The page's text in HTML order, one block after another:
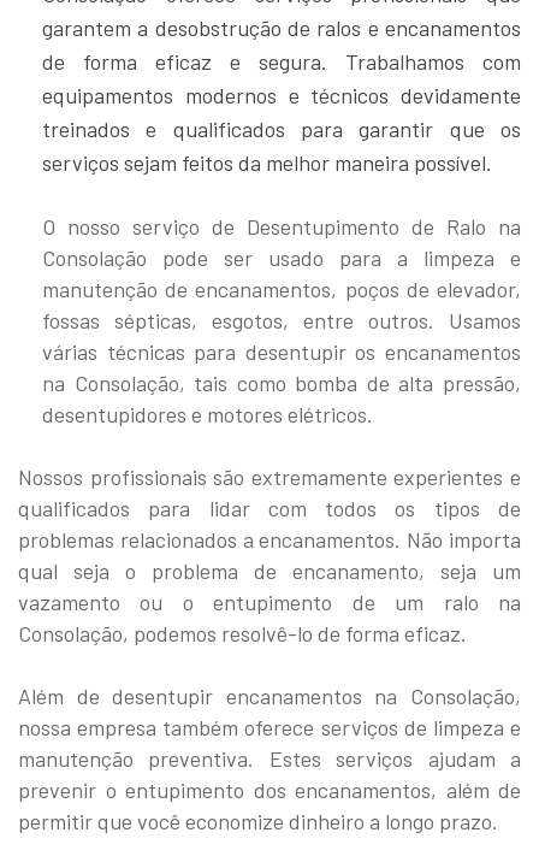
garantem a desobstrução de ralos e encanamentos
de forma eficaz e segura. Trabalhamos com
equipamentos modernos e técnicos devidamente
treinados e qualificados para garantir que os
serviços sejam feitos da melhor maneira possível.
O nosso serviço de Desentupimento de Ralo na
Consolação pode ser usado para a limpeza e
manutenção de encanamentos, poços de elevador,
fossas sépticas, esgotos, entre outros. Usamos
várias técnicas para desentupir os encanamentos
na Consolação, tais como bomba de alta pressão,
desentupidores e motores elétricos.
Nossos profissionais são extremamente experientes e
qualificados para lidar com todos os tipos de
problemas relacionados a encanamentos. Não importa
qual seja o problema de encanamento, seja um
vazamento ou o entupimento de um ralo na
Consolação, podemos resolvê-lo de forma eficaz.
Além de desentupir encanamentos na Consolação,
nossa empresa também oferece serviços de limpeza e
manutenção preventiva. Estes serviços ajudam a
prevenir o entupimento dos encanamentos, além de
permitir que você economize dinheiro a longo prazo.